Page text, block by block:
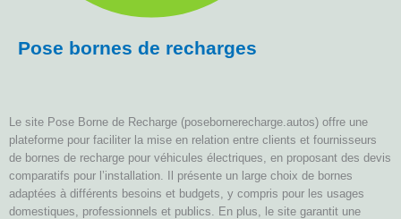
Pose bornes de recharges
Le site Pose Borne de Recharge (posebornerecharge.autos) offre une
plateforme pour faciliter la mise en relation entre clients et fournisseurs
de bornes de recharge pour véhicules électriques, en proposant des devis
comparatifs pour l’installation. Il présente un large choix de bornes
adaptées à différents besoins et budgets, y compris pour les usages
domestiques, professionnels et publics. En plus, le site garantit une